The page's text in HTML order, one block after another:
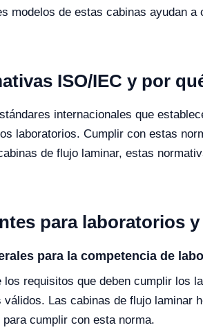
modelos de estas cabinas ayudan
ISO/IEC y por
internacionales que
laboratorios. Cumplir con estas
de flujo laminar, estas
para laboratorios
para la competencia de
los requisitos que deben cumplir los
Las cabinas de flujo laminar
cumplir con esta norma.